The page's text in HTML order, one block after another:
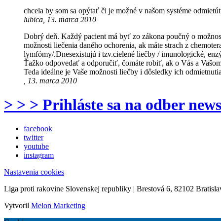
chcela by som sa opýtať či je možné v našom systéme
lubica, 13. marca 2010
Dobrý deň. Každý pacient má byť zo zákona poučný o
možnosti liečenia daného ochorenia, ak máte strach z
lymfómy/.Dnesexistujú i tzv.cielené liečby / imunologické,
Ťažko odpovedať a odporučiť, čomáte robiť, ak o Vás a
Teda ideálne je Vaše možnosti liečby i dôsledky ich
, 13. marca 2010
> > > Prihláste sa na odber
facebook
twitter
youtube
instagram
Nastavenia cookies
Liga proti rakovine Slovenskej republiky | Brestová 6, 82102
Vytvoril Melon Marketing